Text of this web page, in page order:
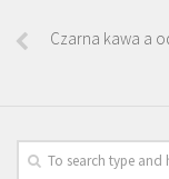
Czarna kawa a